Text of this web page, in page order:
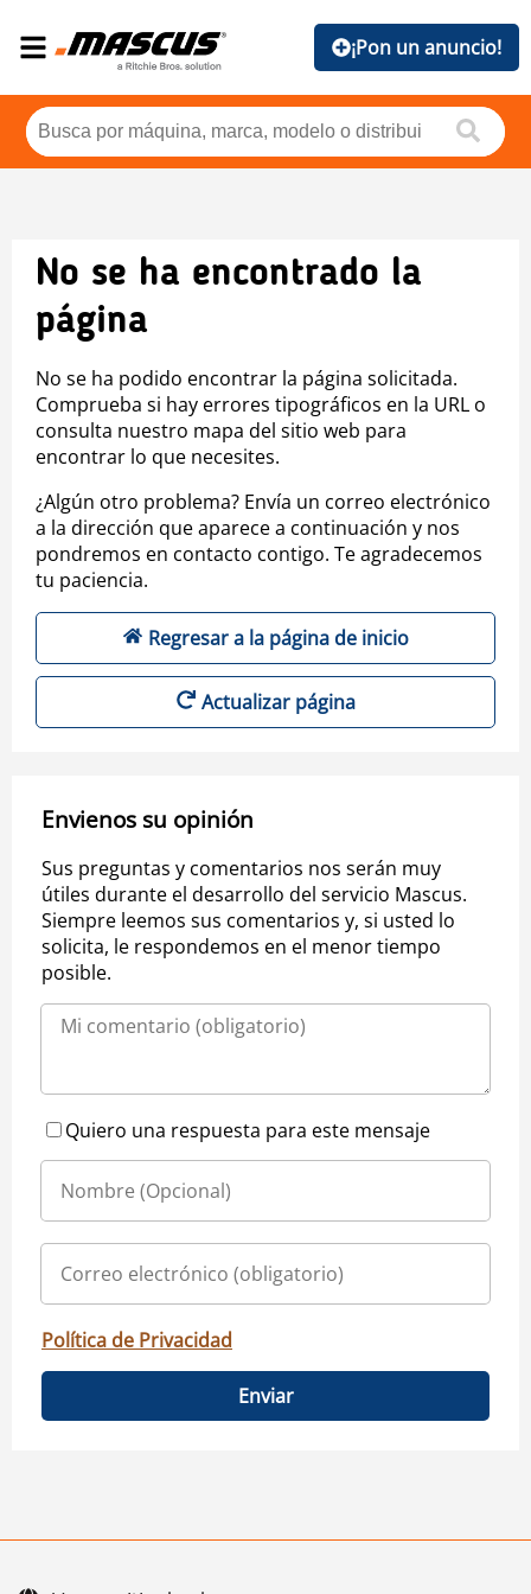
¡Pon un anuncio!
No se ha encontrado la
página
No se ha podido encontrar la página solicitada.
Comprueba si hay errores tipográficos en la URL o
consulta nuestro mapa del sitio web para
encontrar lo que necesites.
¿Algún otro problema? Envía un correo electrónico
a la dirección que aparece a continuación y nos
pondremos en contacto contigo. Te agradecemos
tu paciencia.
Regresar a la página de inicio
Actualizar página
Envienos su opinión
Sus preguntas y comentarios nos serán muy
útiles durante el desarrollo del servicio Mascus.
Siempre leemos sus comentarios y, si usted lo
solicita, le respondemos en el menor tiempo
posible.
Quiero una respuesta para este mensaje
Política de Privacidad
Enviar